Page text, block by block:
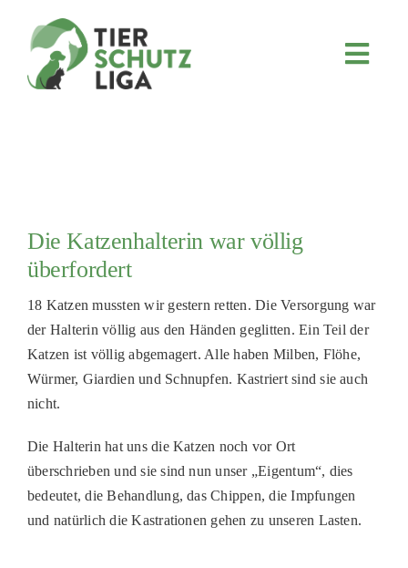
FÖRDERN & VERERBEN
TIERHEIMTIERE
TIERHEIME
HELFER WERDEN
Die Katzenhalterin war völlig
überfordert
18 Katzen mussten wir gestern retten. Die Versorgung war
der Halterin völlig aus den Händen geglitten. Ein Teil der
Katzen ist völlig abgemagert. Alle haben Milben, Flöhe,
Würmer, Giardien und Schnupfen. Kastriert sind sie auch
nicht.
Die Halterin hat uns die Katzen noch vor Ort
überschrieben und sie sind nun unser „Eigentum“, dies
bedeutet, die Behandlung, das Chippen, die Impfungen
und natürlich die Kastrationen gehen zu unseren Lasten.